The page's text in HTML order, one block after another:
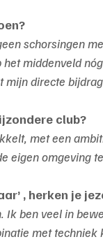
schorsingen
middenveld
directe
club?
met een
eigen omgeving
, herken je
ben veel in
met techniek